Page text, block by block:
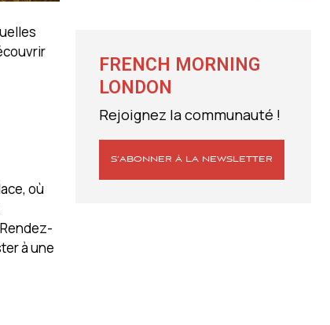
où
à une
FRENCH MORNING
LONDON
Rejoignez la communauté !
S’ABONNER À LA NEWSLETTER